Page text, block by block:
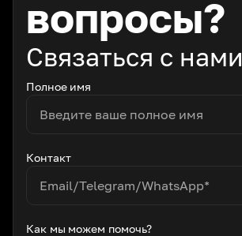
вопросы?
Связаться с нами
Полное имя
Контакт
Как мы можем помочь?